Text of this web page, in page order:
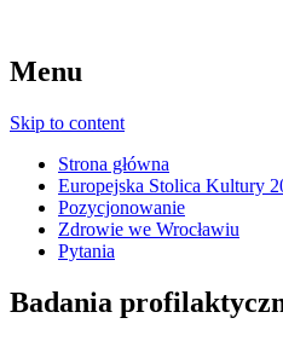
Menu
Skip to content
Strona główna
Europejska Stolica Kultury
Pozycjonowanie
Zdrowie we Wrocławiu
Pytania
Badania